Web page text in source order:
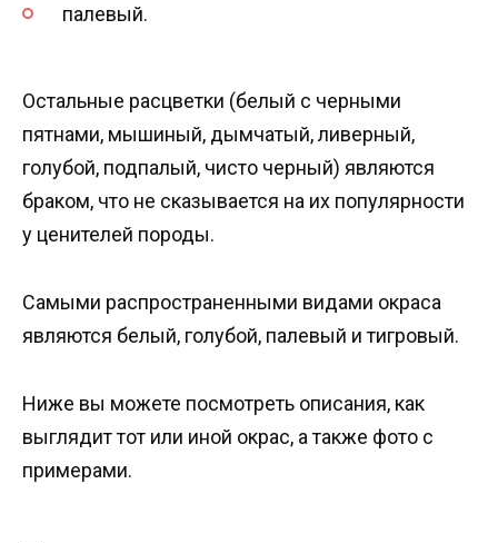
палевый.
Остальные расцветки (белый с черными
пятнами, мышиный, дымчатый, ливерный,
голубой, подпалый, чисто черный) являются
браком, что не сказывается на их популярности
у ценителей породы.
Самыми распространенными видами окраса
являются белый, голубой, палевый и тигровый.
Ниже вы можете посмотреть описания, как
выглядит тот или иной окрас, а также фото с
примерами.